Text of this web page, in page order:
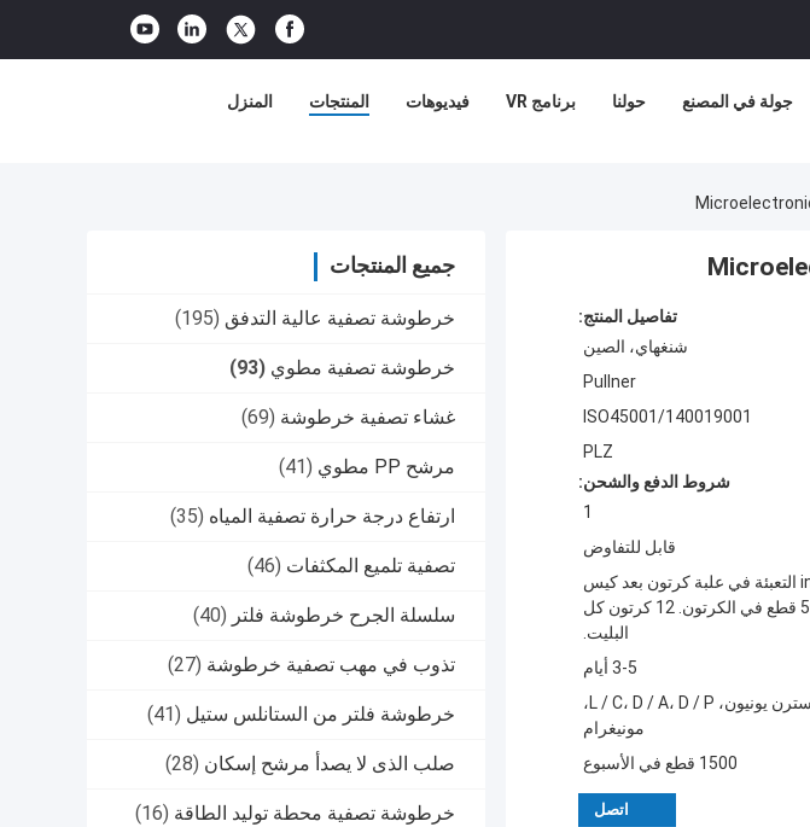
المنزل المنتجات فيديوهات برنامج VR حولنا جولة في المصنع
جميع المنتجات
خرطوشة تصفية عالية التدفق (195)
خرطوشة تصفية مطوي (93)
غشاء تصفية خرطوشة (69)
مرشح PP مطوي (41)
ارتفاع درجة حرارة تصفية المياه (35)
تصفية تلميع المكثفات (46)
سلسلة الجرح خرطوشة فلتر (40)
تذوب في مهب تصفية خرطوشة (27)
خرطوشة فلتر من الستانلس ستيل (41)
صلب الذى لا يصدأ مرشح إسكان (28)
خرطوشة تصفية محطة توليد الطاقة (16)
تفاصيل المنتج:
شنغهاي، الصين
Pullner
ISO45001/140019001
PLZ
شروط الدفع والشحن:
1
قابل للتفاوض
indiviedual التعبئة في علبة كرتون بعد كيس
بولي ، ثم 50 قطع في الكرتون. 12 كرتون كل
البليت.
3-5 أيام
T / T، ويسترن يونيون، L / C، D / A، D / P،
مونيغرام
1500 قطع في الأسبوع
اتصل